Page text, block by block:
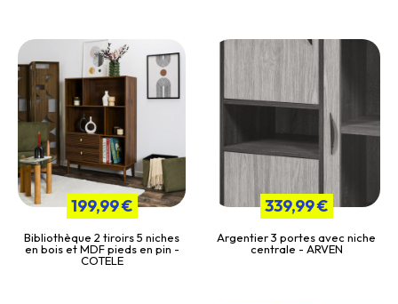
199,99 €
Bibliothèque 2 tiroirs 5 niches
en bois et MDF pieds en pin -
COTELE
339,99 €
Argentier 3 portes avec niche
centrale - ARVEN